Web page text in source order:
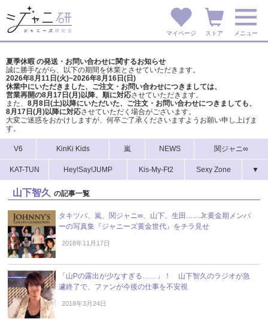
マイページ ストア メニュー
夏季休暇 の発送・お問い合わせに関するお知らせ
誠に勝手ながら、以下の期間を休業とさせていただきます。
2026年8月11日(火)~2026年8月16日(日)
休業中にいただきました、ご注文・お問い合わせにつきましては、
営業再開の8月17日(月)以降、順に対応させていただきます。
また、 8月8日(土)以降にいただいた、ご注文・ お問い合わせにつきましても、
8月17日(月)以降に対応させていただく場合がございます。
大変ご迷惑をおかけしますが、 何卒ご了承くださいますようお願い申し上げま
す。
V6 KinKi Kids 嵐 NEWS 関ジャニ∞
KAT-TUN Hey!Say!JUMP Kis-My-Ft2 Sexy Zone ▼
山下智久 の記事一覧
タキツバ、嵐、関ジャニ∞、山下、生田……Jr.黄金期メンバ
ーの写真集『ジャニーズ黄金世代』をチラ見せ
2018年11月17日
「山Pの露出が少なすぎる……」！ 山下智久のラジオが急
遽終了で、ファンが今後の仕事を不安視
2018年3月24日